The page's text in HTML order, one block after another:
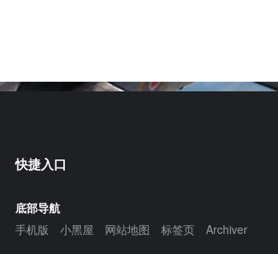
快捷入口
底部导航
手机版
小黑屋 网站地图 标签页
Archiver